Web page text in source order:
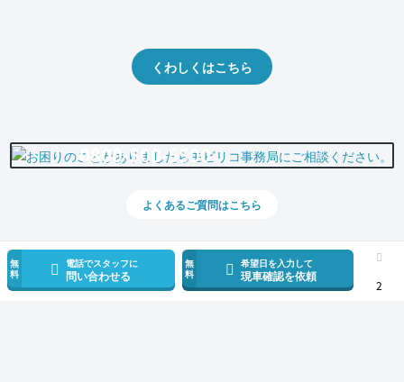
無
料
電話でスタッフに
問い合わせる
無
料
希望日を入力して
現車確認を依頼
2
くわしくはこちら
0800-500-5500
よくあるご質問はこちら